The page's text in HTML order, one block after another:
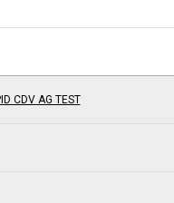
CDV AG TEST